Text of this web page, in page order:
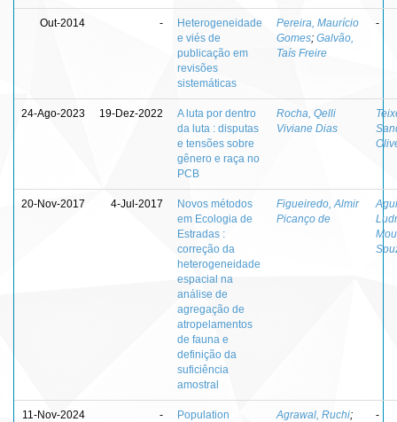
Out-2014 -
Heterogeneidade
e viés de
publicação em
revisões
sistemáticas
Pereira, Maurício
Gomes; Galvão,
Taís Freire
-
24-Ago-2023 19-Dez-2022
A luta por dentro
da luta : disputas
e tensões sobre
gênero e raça no
PCB
Rocha, Qelli
Viviane Dias
20-Nov-2017 4-Jul-2017
Novos métodos
em Ecologia de
Estradas :
correção da
heterogeneidade
espacial na
análise de
agregação de
atropelamentos
de fauna e
definição da
suficiência
amostral
Figueiredo, Almir
Picanço de
11-Nov-2024 -
Population
Agrawal, Ruchi;
-